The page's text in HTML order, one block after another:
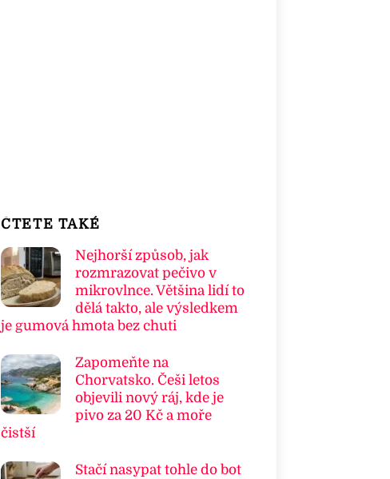
ČTETE TAKÉ
Nejhorší způsob, jak
rozmrazovat pečivo v
mikrovlnce. Většina lidí to
dělá takto, ale výsledkem
je gumová hmota bez chuti
Zapomeňte na
Chorvatsko. Češi letos
objevili nový ráj, kde je
pivo za 20 Kč a moře
čistší
Stačí nasypat tohle do bot